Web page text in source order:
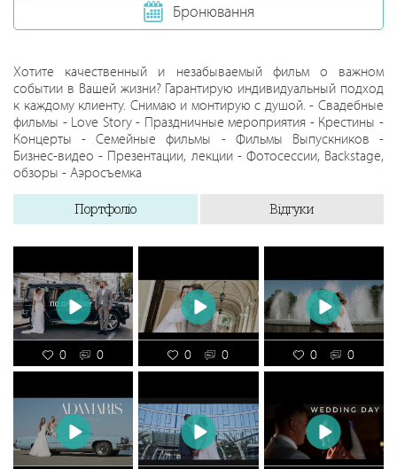
Бронювання
Хотите качественный и незабываемый фильм о важном
событии в Вашей жизни? Гарантирую индивидуальный подход
к каждому клиенту. Снимаю и монтирую с душой. - Свадебные
фильмы - Love Story - Праздничные мероприятия - Крестины -
Концерты - Семейные фильмы - Фильмы Выпускников -
Бизнес-видео - Презентации, лекции - Фотосессии, Backstage,
обзоры - Аэросъемка
Портфоліо Відгуки
0 0 0 0 0 0